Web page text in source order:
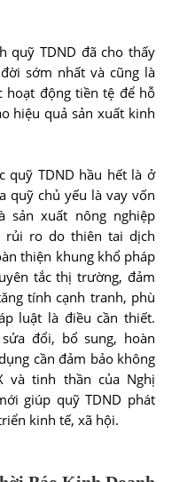
quỹ TDND đã cho thấy
sớm nhất và cũng là
hoạt động tiền tệ để hỗ
hiệu quả sản xuất kinh
quỹ TDND hầu hết là ở
quỹ chủ yếu là vay vốn
sản xuất nông nghiệp
rủi ro do thiên tai dịch
thiện khung khổ pháp
tắc thị trường, đảm
tính cạnh tranh, phù
luật là điều cần thiết.
đổi, bổ sung, hoàn
cần đảm bảo không
và tinh thần của Nghị
giúp quỹ TDND phát
kinh tế, xã hội.